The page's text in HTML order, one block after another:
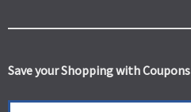
Save your Shopping with Coupons